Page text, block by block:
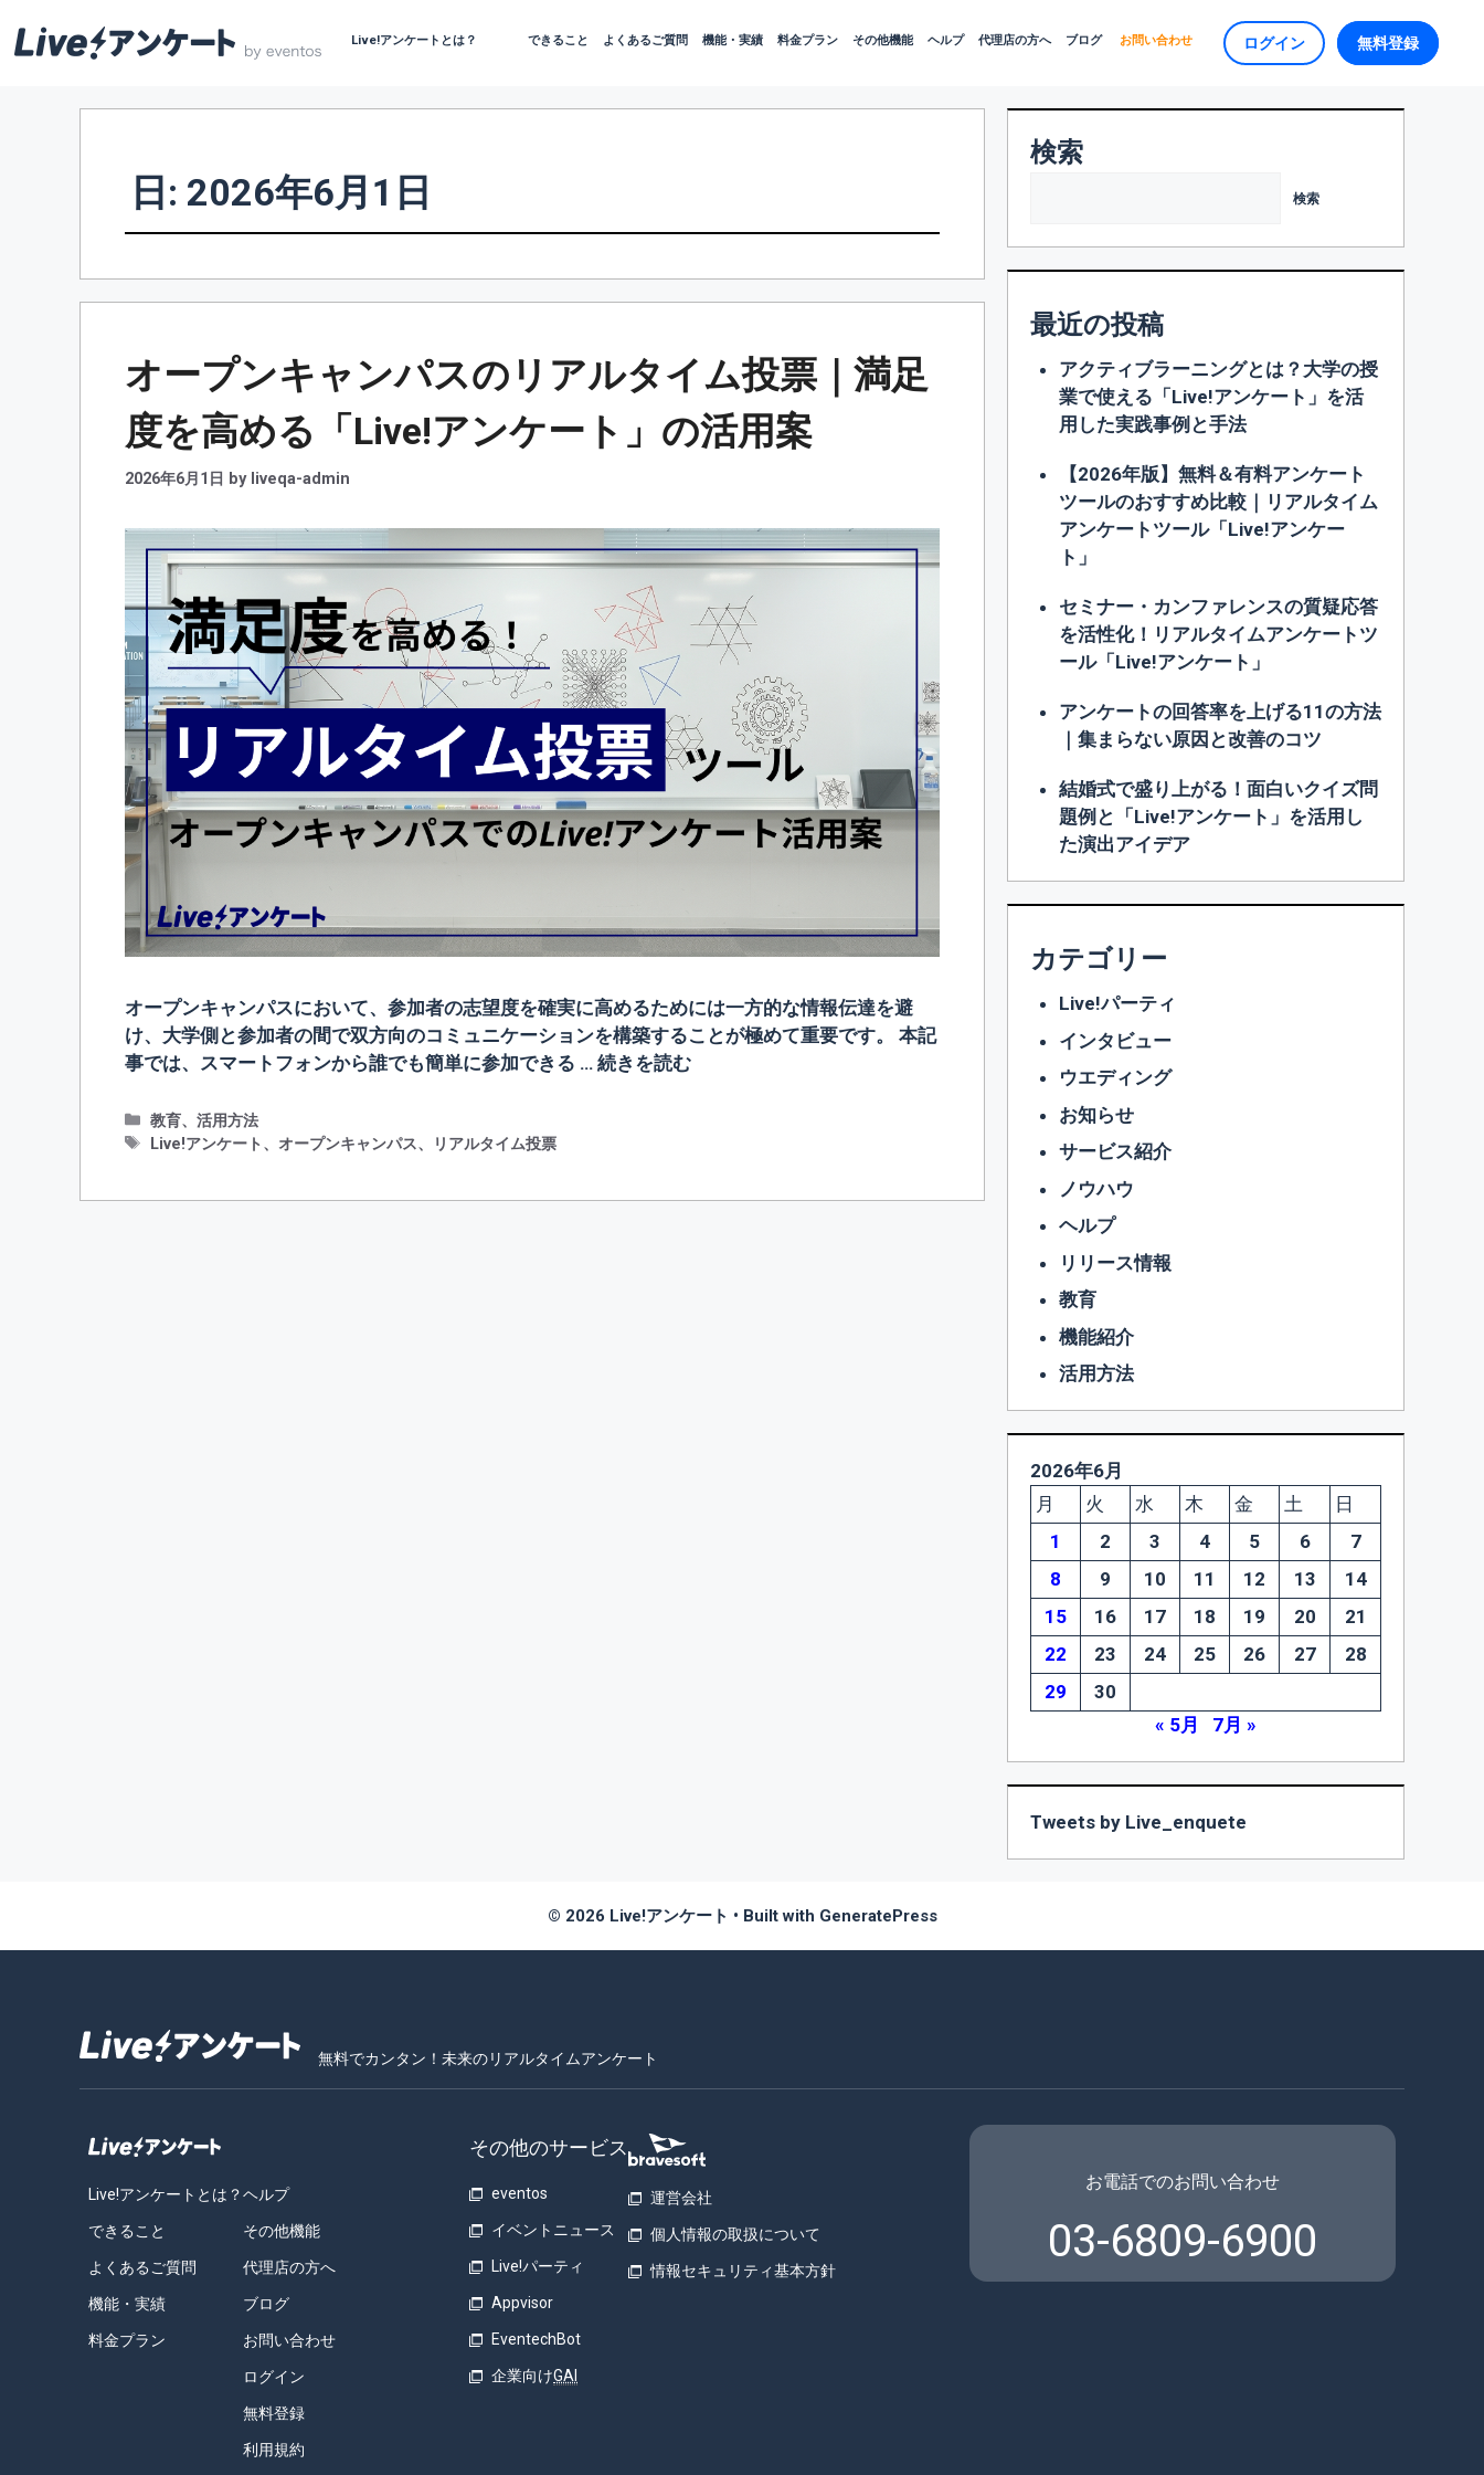
Live!アンケートとは？ できること よくあるご質問 機能・実績 料金プラン その他機能 ヘルプ 代理店の方へ ブログ お問い合わせ ログイン 無料登録
日: 2026年6月1日
オープンキャンパスのリアルタイム投票｜満足
度を高める「Live!アンケート」の活用案
2026年6月1日 by liveqa-admin
オープンキャンパスにおいて、参加者の志望度を確実に高めるためには一方的な情報伝達を避
け、大学側と参加者の間で双方向のコミュニケーションを構築することが極めて重要です。 本記
事では、スマートフォンから誰でも簡単に参加できる … 続きを読む
カ
テ
教育、活用方法
タ
Live!アンケート、オープンキャンパス、 リアルタイム投票
検索
検索
最近の投稿
アクティブラーニングとは？大学の授
業で使える「Live!アンケート」を活
用した実践事例と手法
【2026年版】無料＆有料アンケート
ツールのおすすめ比較｜リアルタイム
アンケートツール「Live!アンケー
ト」
セミナー・カンファレンスの質疑応答
を活性化！リアルタイムアンケートツ
ール「Live!アンケート」
アンケートの回答率を上げる11の方法
｜集まらない原因と改善のコツ
結婚式で盛り上がる！面白いクイズ問
題例と「Live!アンケート」を活用し
た演出アイデア
カテゴリー
Live!パーティ
インタビュー
ウエディング
お知らせ
サービス紹介
ノウハウ
ヘルプ
リリース情報
教育
機能紹介
活用方法
2026年6月
月
火 水 木 金 土
日
1
2 3 4 5 6
7
8
9 10 11 12 13
14
15
16 17 18 19 20
21
22
23 24 25 26 27
28
29
30
« 5月
7月 »
Tweets by Live_enquete
© 2026 Live!アンケート • Built with GeneratePress
無料でカンタン！未来のリアルタイムアンケート
Live!アンケートとは？
できること
よくあるご質問
機能・実績
料金プラン
ヘルプ
その他機能
代理店の方へ
ブログ
お問い合わせ
ログイン
無料登録
利用規約
その他のサービス
eventos
イベントニュース
Live!パーティ
Appvisor
EventechBot
企業向けGAI
運営会社
個人情報の取扱について
情報セキュリティ基本方針
お電話でのお問い合わせ
03-6809-6900